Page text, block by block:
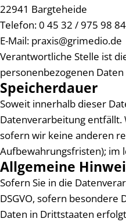
22941 Bargteheide
Telefon: 0 45 32 / 975 98 84
E-Mail: praxis@grimedio.de
Verantwortliche Stelle ist
personenbezogenen Daten
Speicherdauer
Soweit innerhalb dieser
Datenverarbeitung entfällt.
sofern wir keine anderen
Aufbewahrungsfristen); im
Allgemeine
Sofern Sie in die
DSGVO, sofern besondere
Daten in Drittstaaten